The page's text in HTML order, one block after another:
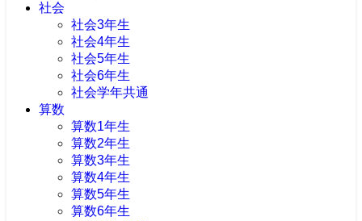
社会
社会3年生
社会4年生
社会5年生
社会6年生
社会学年共通
算数
算数1年生
算数2年生
算数3年生
算数4年生
算数5年生
算数6年生